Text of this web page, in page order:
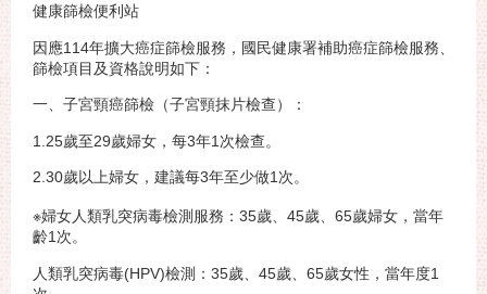
健康篩檢便利站
因應114年擴大癌症篩檢服務，國民健康署補助癌症篩檢服務、
篩檢項目及資格說明如下：
一、子宮頸癌篩檢（子宮頸抹片檢查）：
1.25歲至29歲婦女，每3年1次檢查。
2.30歲以上婦女，建議每3年至少做1次。
※婦女人類乳突病毒檢測服務：35歲、45歲、65歲婦女，當年
齡1次。
人類乳突病毒(HPV)檢測：35歲、45歲、65歲女性，當年度1